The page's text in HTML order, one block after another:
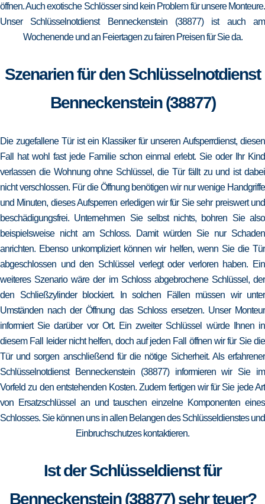
öffnen. Auch exotische Schlösser sind kein Problem für unsere Monteure.
Unser Schlüsselnotdienst Benneckenstein (38877) ist auch am
Wochenende und an Feiertagen zu fairen Preisen für Sie da.
Szenarien für den Schlüsselnotdienst
Benneckenstein (38877)
Die zugefallene Tür ist ein Klassiker für unseren Aufsperrdienst, diesen
Fall hat wohl fast jede Familie schon einmal erlebt. Sie oder Ihr Kind
verlassen die Wohnung ohne Schlüssel, die Tür fällt zu und ist dabei
nicht verschlossen. Für die Öffnung benötigen wir nur wenige Handgriffe
und Minuten, dieses Aufsperren erledigen wir für Sie sehr preiswert und
beschädigungsfrei. Unternehmen Sie selbst nichts, bohren Sie also
beispielsweise nicht am Schloss. Damit würden Sie nur Schaden
anrichten. Ebenso unkompliziert können wir helfen, wenn Sie die Tür
abgeschlossen und den Schlüssel verlegt oder verloren haben. Ein
weiteres Szenario wäre der im Schloss abgebrochene Schlüssel, der
den Schließzylinder blockiert. In solchen Fällen müssen wir unter
Umständen nach der Öffnung das Schloss ersetzen. Unser Monteur
informiert Sie darüber vor Ort. Ein zweiter Schlüssel würde Ihnen in
diesem Fall leider nicht helfen, doch auf jeden Fall öffnen wir für Sie die
Tür und sorgen anschließend für die nötige Sicherheit. Als erfahrener
Schlüsselnotdienst Benneckenstein (38877) informieren wir Sie im
Vorfeld zu den entstehenden Kosten. Zudem fertigen wir für Sie jede Art
von Ersatzschlüssel an und tauschen einzelne Komponenten eines
Schlosses. Sie können uns in allen Belangen des Schlüsseldienstes und
Einbruchschutzes kontaktieren.
Ist der Schlüsseldienst für
Benneckenstein (38877) sehr teuer?